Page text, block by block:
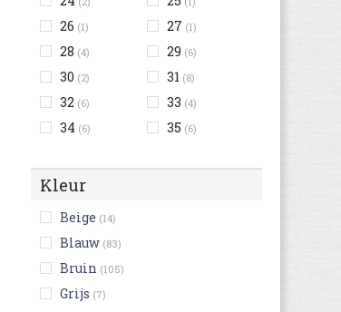
26 (1) 27 (1)
28 (4) 29 (6)
30 (2) 31 (8)
32 (6) 33 (4)
34 (6) 35 (6)
Kleur
Beige (14)
Blauw (83)
Bruin (105)
Grijs (7)